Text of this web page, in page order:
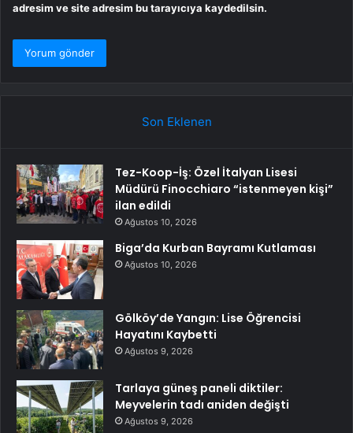
adresim ve site adresim bu tarayıcıya kaydedilsin.
Son Eklenen
Tez-Koop-İş: Özel İtalyan Lisesi
Müdürü Finocchiaro “istenmeyen kişi”
ilan edildi
Ağustos 10, 2026
Biga’da Kurban Bayramı Kutlaması
Ağustos 10, 2026
Gölköy’de Yangın: Lise Öğrencisi
Hayatını Kaybetti
Ağustos 9, 2026
Tarlaya güneş paneli diktiler:
Meyvelerin tadı aniden değişti
Ağustos 9, 2026